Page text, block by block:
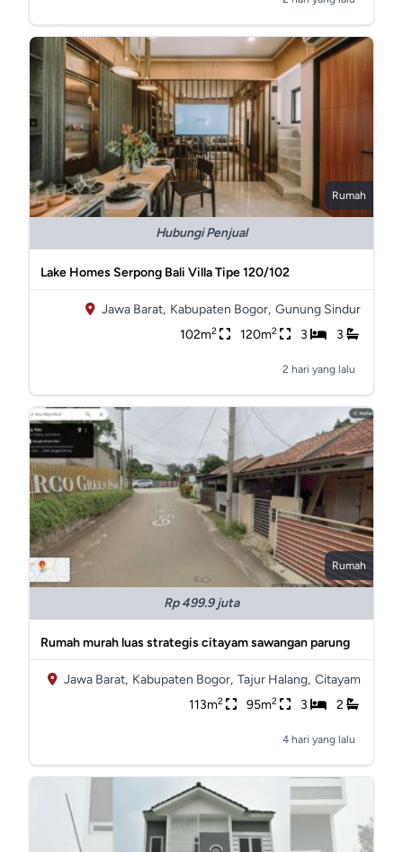
Rumah
Hubungi Penjual
Lake Homes Serpong Bali Villa Tipe 120/102
Jawa Barat, Kabupaten Bogor, Gunung Sindur
102m2 120m2 3 3
2 hari yang lalu
Rumah
Rp 499.9 juta
Rumah murah luas strategis citayam sawangan parung
Jawa Barat, Kabupaten Bogor, Tajur Halang, Citayam
113m2 95m2 3 2
4 hari yang lalu